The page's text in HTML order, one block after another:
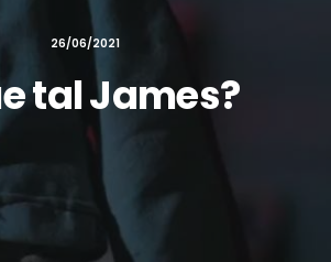
Recherche
26/06/2021
tal James?